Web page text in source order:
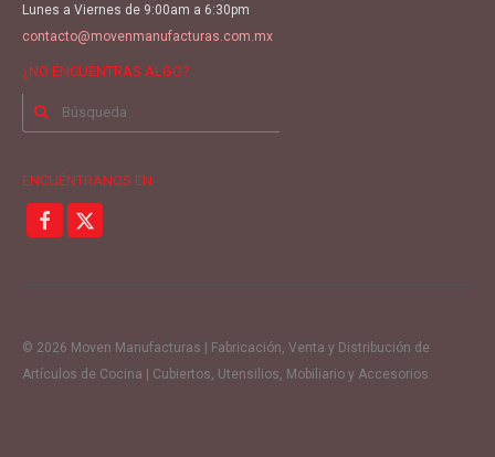
Lunes a Viernes de 9:00am a 6:30pm
contacto@movenmanufacturas.com.mx
¿NO ENCUENTRAS ALGO?
Buscar
ENCUÉNTRANOS EN
© 2026 Moven Manufacturas | Fabricación, Venta y Distribución de
Artículos de Cocina | Cubiertos, Utensilios, Mobiliario y Accesorios